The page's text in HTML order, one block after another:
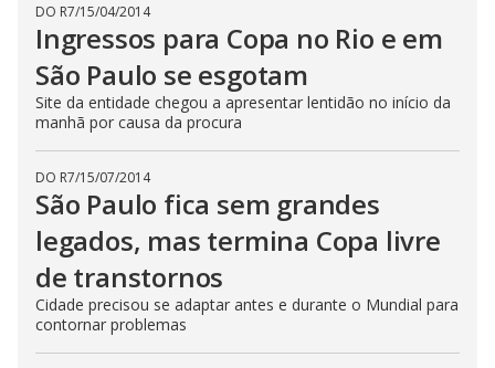
DO R7/15/04/2014
Ingressos para Copa no Rio e em
São Paulo se esgotam
Site da entidade chegou a apresentar lentidão no início da
manhã por causa da procura
DO R7/15/07/2014
São Paulo fica sem grandes
legados, mas termina Copa livre
de transtornos
Cidade precisou se adaptar antes e durante o Mundial para
contornar problemas